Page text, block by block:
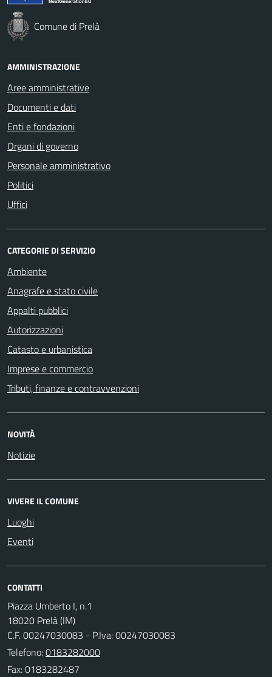
Comune di Prelà
AMMINISTRAZIONE
Aree amministrative
Documenti e dati
Enti e fondazioni
Organi di governo
Personale amministrativo
Politici
Uffici
CATEGORIE DI SERVIZIO
Ambiente
Anagrafe e stato civile
Appalti pubblici
Autorizzazioni
Catasto e urbanistica
Imprese e commercio
Tributi, finanze e contravvenzioni
NOVITÀ
Notizie
VIVERE IL COMUNE
Luoghi
Eventi
CONTATTI
Piazza Umberto I, n.1
18020 Prelà (IM)
C.F. 00247030083 - P.Iva: 00247030083
Telefono:0183282000
Fax: 0183282487